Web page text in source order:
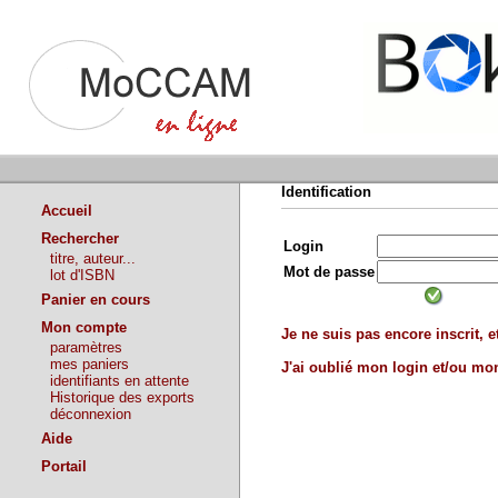
Accueil
Rechercher
titre, auteur...
lot d'ISBN
Panier en cours
Mon compte
paramètres
mes paniers
identifiants en attente
Historique des exports
déconnexion
Aide
Portail
Identification
Login
Mot de passe
Je ne suis pas encore inscrit,
J'ai oublié mon login et/ou